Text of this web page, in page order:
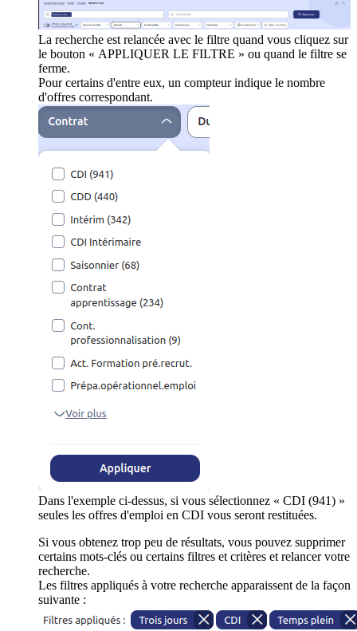
La recherche est relancée avec le filtre quand vous cliquez sur
le bouton « APPLIQUER LE FILTRE » ou quand le filtre se
ferme.
Pour certains d'entre eux, un compteur indique le nombre
d'offres correspondant.
Dans l'exemple ci-dessus, si vous sélectionnez « CDI (941) »
seules les offres d'emploi en CDI vous seront restituées.
Si vous obtenez trop peu de résultats, vous pouvez supprimer
certains mots-clés ou certains filtres et critères et relancer votre
recherche.
Les filtres appliqués à votre recherche apparaissent de la façon
suivante :